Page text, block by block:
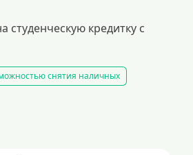
кредитку с
снятия наличных